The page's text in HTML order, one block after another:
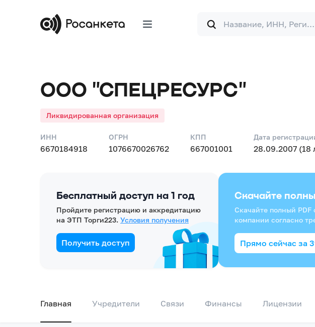
Форма
поиска
ООО "СПЕЦРЕСУРС"
Ликвидированная организация
ИНН
6670184918
ОГРН
1076670026762
КПП
667001001
Дата
28.09.2007 (18
Бесплатный доступ на 1 год
Пройдите регистрацию и аккредитацию
на ЭТП Торги223. Условия получения
Получить доступ
Скачайте
Скачайте полный PDF
компании согласно
Прямо сейчас за
Главная Учредители Связи Финансы Лицензии